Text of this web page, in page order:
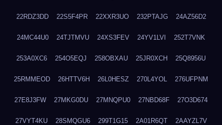
22RDZ3DD 22S5F4PR 22XXR3UO 232PTAJG 24AZ56D2
24MC44U0 24TJTMVU 24XS3FEV 24YV1LVI 252T7VNK
253A0XC6 254O5EQJ 258OBXAU 25JR0XCH 25Q8956U
25RMMEOD 26HTTV6H 26L0HESZ 270L4YOL 276UFPNM
27E8J3FW 27MKG0DU 27MNQPU0 27NBD68F 27O3D674
27VYT4KU 28SMQGU6 299T1G15 2A01R6QT 2AAYZL7V